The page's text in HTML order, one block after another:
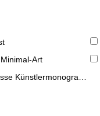
Art
Künstlermonographien